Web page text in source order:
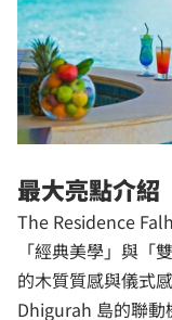
最大亮點介紹
The Residence
「經典美學」與「
的木質質感與儀式
Dhigurah 島的聯